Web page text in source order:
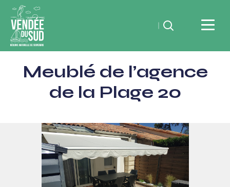
Vendée
souvenirs
Rechercher
Meublé de l’agence
de la Plage 20